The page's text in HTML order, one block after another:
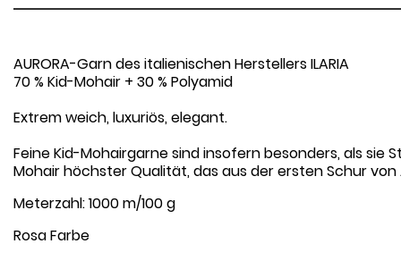
AURORA-Garn des italienischen Herstellers ILARIA
70 % Kid-Mohair + 30 % Polyamid
Extrem weich, luxuriös, elegant.
Feine Kid-Mohairgarne sind insofern besonders, als sie
Mohair höchster Qualität, das aus der ersten Schur
Meterzahl: 1000 m/100 g
Rosa Farbe